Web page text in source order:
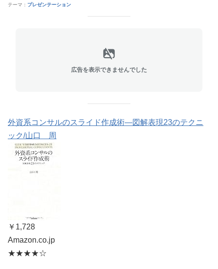
テーマ： プレゼンテーション
広告を表示できませんでした
外資系コンサルのスライド作成術―図解表現23のテクニ
ック/山口 周
￥1,728
Amazon.co.jp
★★★★☆